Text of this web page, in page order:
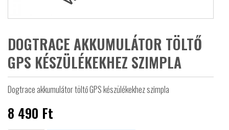
DOGTRACE AKKUMULÁTOR TÖLTŐ
GPS KÉSZÜLÉKEKHEZ SZIMPLA
Dogtrace akkumulátor töltő GPS készülékekhez szimpla
8 490 Ft